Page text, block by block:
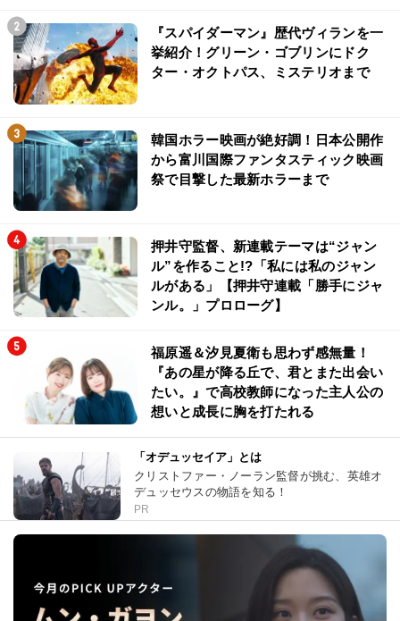
『スパイダーマン』歴代ヴィランを一
挙紹介！グリーン・ゴブリンにドク
ター・オクトパス、ミステリオまで
韓国ホラー映画が絶好調！日本公開作
から富川国際ファンタスティック映画
祭で目撃した最新ホラーまで
押井守監督、新連載テーマは“ジャン
ル”を作ること!?「私には私のジャン
ルがある」【押井守連載「勝手にジャ
ンル。」プロローグ】
福原遥＆汐見夏衛も思わず感無量！
『あの星が降る丘で、君とまた出会い
たい。』で高校教師になった主人公の
想いと成長に胸を打たれる
「オデュッセイア」とは
クリストファー・ノーラン監督が挑む、英雄オ
デュッセウスの物語を知る！
PR